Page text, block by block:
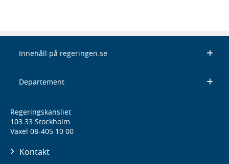
Innehåll på regeringen.se
Departement
Regeringskansliet
103 33 Stockholm
Växel 08-405 10 00
Kontakt